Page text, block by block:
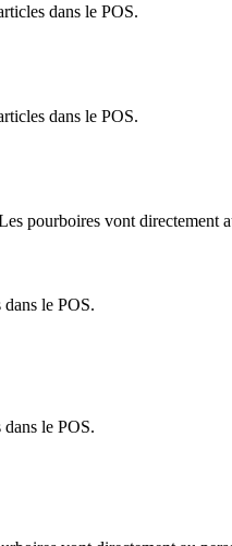
dans le POS.
dans le POS.
pourboires vont directement
le POS.
le POS.